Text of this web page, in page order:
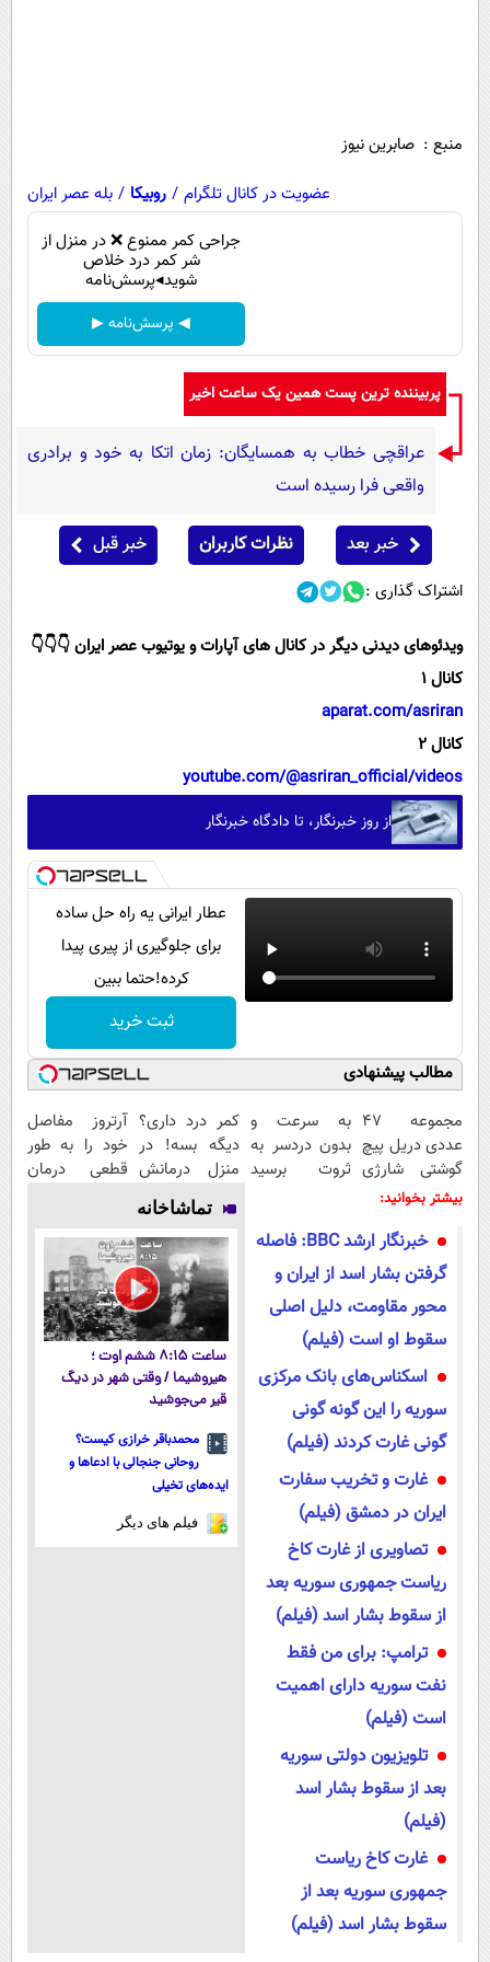
سلامت
فرهنگی
حیات وحش
سیاست خارجی
منبع : صابرین نیوز
عضویت در کانال تلگرام / روبیکا / بله عصر ایران
جراحی کمر ممنوع ❌ در منزل از
شر کمر درد خلاص
شوید◂پرسش‌نامه
◀ پرسش‌نامه ▶
پربیننده ترین پست همین یک ساعت اخیر
عراقچی خطاب به همسایگان: زمان اتکا به خود و برادری
واقعی فرا رسیده است
خبر بعد نظرات کاربران خبر قبل
اشتراک گذاری :
ویدئوهای دیدنی دیگر در کانال های آپارات و یوتیوب عصر ایران 👇👇👇
کانال 1
aparat.com/asriran
کانال 2
youtube.com/@asriran_official/videos
از روز خبرنگار، تا دادگاه خبرنگار
عطار ایرانی یه راه حل ساده
برای جلوگیری از پیری پیدا
کرده!حتما ببین
ثبت خرید
مطالب پیشنهادی
مجموعه 47
عددی دریل پیچ
گوشتی شارژی
(تخفیف به
به سرعت و
بدون دردسر به
ثروت برسید
پولسازی)
کمر درد داری؟
دیگه بسه! در
منزل درمانش
(◀پرسش‌نامه)
آرتروز مفاصل
خود را به طور
قطعی درمان
بیشتر بخوانید:
خبرنگار ارشد BBC: فاصله
گرفتن بشار اسد از ایران و
محور مقاومت، دلیل اصلی
سقوط او است (فیلم)
اسکناس‌های بانک مرکزی
سوریه را این گونه گونی
گونی غارت کردند (فیلم)
غارت و تخریب سفارت
ایران در دمشق (فیلم)
تصاویری از غارت کاخ
ریاست جمهوری سوریه بعد
از سقوط بشار اسد (فیلم)
ترامپ: برای من فقط
نفت سوریه دارای اهمیت
است (فیلم)
تلویزیون دولتی سوریه
بعد از سقوط بشار اسد
(فیلم)
غارت کاخ ریاست
جمهوری سوریه بعد از
سقوط بشار اسد (فیلم)
تماشاخانه
ساعت ۸:۱۵ ششم اوت ؛
هیروشیما / وقتی شهر در دیگ
قیر می‌جوشید
محمدباقر خرازی کیست؟
روحانی جنجالی با ادعاها و
ایده‌های تخیلی
فیلم های دیگر